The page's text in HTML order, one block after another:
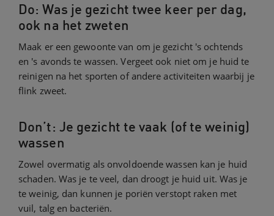
Do: Was je gezicht twee keer per dag,
ook na het zweten
Maak er een gewoonte van om je gezicht 's ochtends
en 's avonds te wassen. Vergeet ook niet om je huid te
reinigen na het sporten of andere activiteiten waarbij je
flink zweet.
Don’t: Je gezicht te vaak (of te weinig)
wassen
Zowel overmatig als onvoldoende wassen kan je huid
schaden. Was je te veel, dan droogt je huid uit. Was je
te weinig, dan kunnen je poriën verstopt raken met
vuil, talg en bacteriën.